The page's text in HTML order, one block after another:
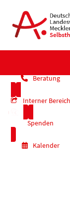
content
Beratung
Interner Bereich
Spenden
Kalender